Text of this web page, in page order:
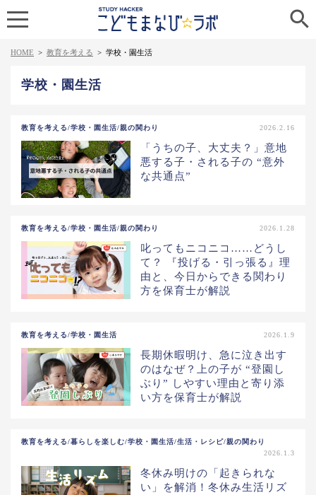

HOME > 教育を考える > 学校・園生活
学校・園生活
教育を考える/学校・園生活/親の関わり 2026.2.16
「うちの子、大丈夫？」意地
悪する子・される子の “意外
な共通点”
教育を考える/学校・園生活/親の関わり 2026.1.28
叱ってもニコニコ……どうし
て？ 『投げる・引っ張る』理
由と、今日からできる関わり
方を保育士が解説
教育を考える/学校・園生活 2026.1.9
長期休暇明け、急に泣き出す
のはなぜ？上の子が “登園し
ぶり” しやすい理由と寄り添
い方を保育士が解説
教育を考える/暮らしを楽しむ/学校・園生活/生活・レシピ/親の関わり
2026.1.3
冬休み明けの「起きられな
い」を解消！冬休み生活リズ